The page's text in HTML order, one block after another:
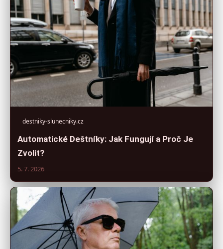
destniky-slunecniky.cz
Automatické Deštníky: Jak Fungují a Proč Je
Zvolit?
5. 7. 2026